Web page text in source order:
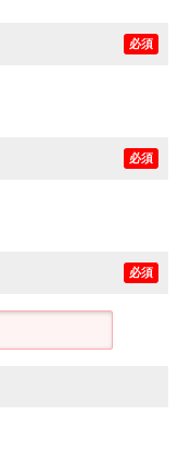
必須
必須
必須